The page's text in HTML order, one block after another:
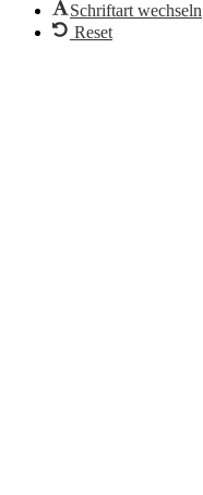
Schriftart wechseln
Reset